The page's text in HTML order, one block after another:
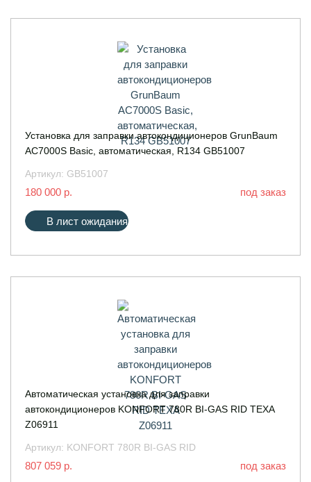
Установка для заправки автокондиционеров GrunBaum
AC7000S Basic, автоматическая, R134 GB51007
Артикул: GB51007
180 000 р. под заказ
В лист ожидания
Автоматическая установка для заправки
автокондиционеров KONFORT 780R BI-GAS RID TEXA
Z06911
Артикул: KONFORT 780R BI-GAS RID
807 059 р. под заказ